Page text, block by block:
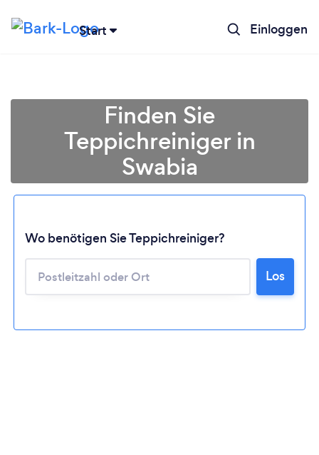
Start Einloggen
Lädt ...
Finden Sie
Teppichreiniger in
Swabia
Wo benötigen Sie Teppichreiniger?
Los